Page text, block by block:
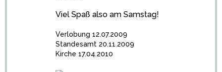
Viel Spaß also am Samstag!
Verlobung 12.07.2009
Standesamt 20.11.2009
Kirche 17.04.2010